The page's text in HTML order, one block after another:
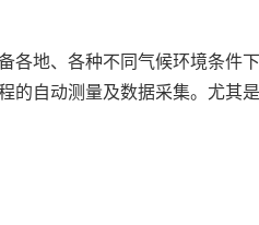
各地、各种不同气候环境条
的自动测量及数据采集。尤